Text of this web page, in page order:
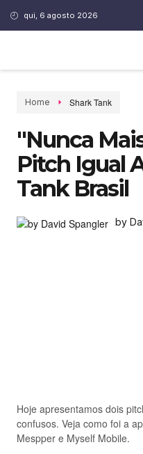
qui, 6 agosto 2026
Home Shark Tank
"Nunca
Pitch Igual
Tank Brasil
by
Hoje apresentamos dois
confusos. Veja como foi a
Mespper e Myself Mobile.